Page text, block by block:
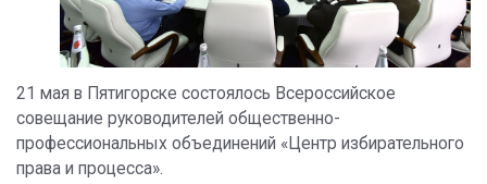
21 мая в Пятигорске состоялось Всероссийское
совещание руководителей общественно-
профессиональных объединений «Центр избирательного
права и процесса».